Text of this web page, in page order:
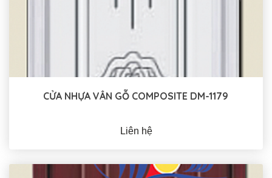
CỬA NHỰA VÂN GỖ COMPOSITE DM-1179
Liên hệ